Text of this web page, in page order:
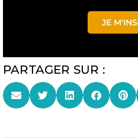
JE
PARTAGER SUR :